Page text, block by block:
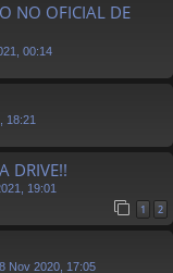
NO OFICIAL DE
00:14
18:21
DRIVE!!
19:01
1 2
Nov 2020, 17:05